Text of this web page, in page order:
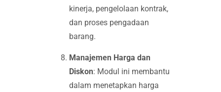
kinerja, pengelolaan kontrak,
dan proses pengadaan
barang.
Manajemen Harga dan
Diskon: Modul ini membantu
dalam menetapkan harga